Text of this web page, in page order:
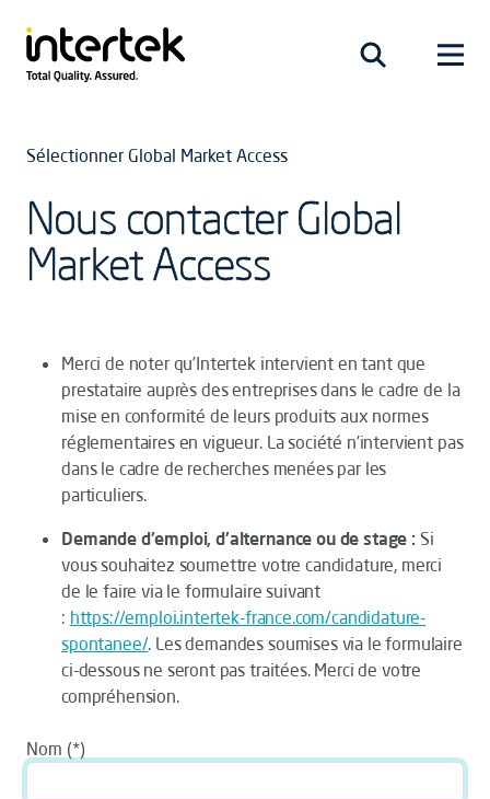
Sélectionner Global Market Access
Nous contacter Global
Market Access
Merci de noter qu’Intertek intervient en tant que
prestataire auprès des entreprises dans le cadre de la
mise en conformité de leurs produits aux normes
réglementaires en vigueur. La société n’intervient pas
dans le cadre de recherches menées par les
particuliers.
Demande d'emploi, d'alternance ou de stage : Si
vous souhaitez soumettre votre candidature, merci
de le faire via le formulaire suivant
: https://emploi.intertek-france.com/candidature-
spontanee/. Les demandes soumises via le formulaire
ci-dessous ne seront pas traitées. Merci de votre
compréhension.
Nom